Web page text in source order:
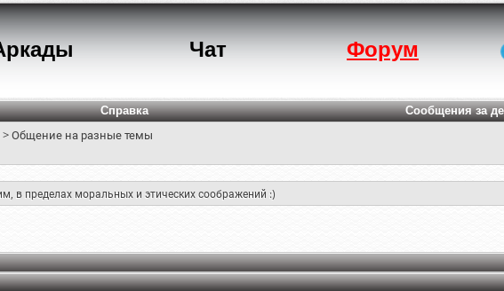
Чат Форум
Справка Сообщения за
>Общение на разные темы
в пределах моральных и этических соображений :)